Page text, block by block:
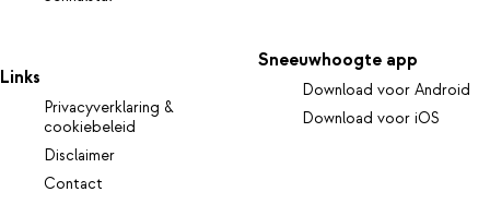
Links
Privacyverklaring &
cookiebeleid
Disclaimer
Contact
Sneeuwhoogte app
Download voor Android
Download voor iOS